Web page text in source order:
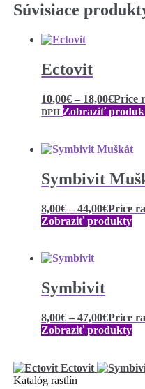
Súvisiace
Ectovit
10,00€ – 18,00€Price
DPH Zobraziť
Symbivit
8,00€ – 44,00€Price
Zobraziť produkty
Symbivit
8,00€ – 47,00€Price
Zobraziť produkty
Ectovit
Katalóg rastlín